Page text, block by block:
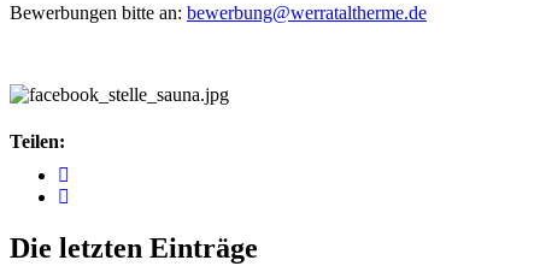
Bewerbungen bitte an: bewerbung@werrataltherme.de
Teilen:
Die letzten Einträge